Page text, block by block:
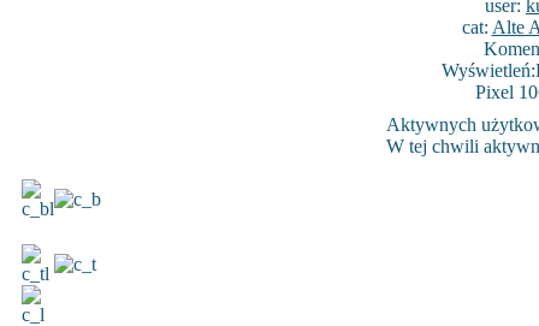
user:
cat: Alte
Pixel
Aktywnych
W tej chwili